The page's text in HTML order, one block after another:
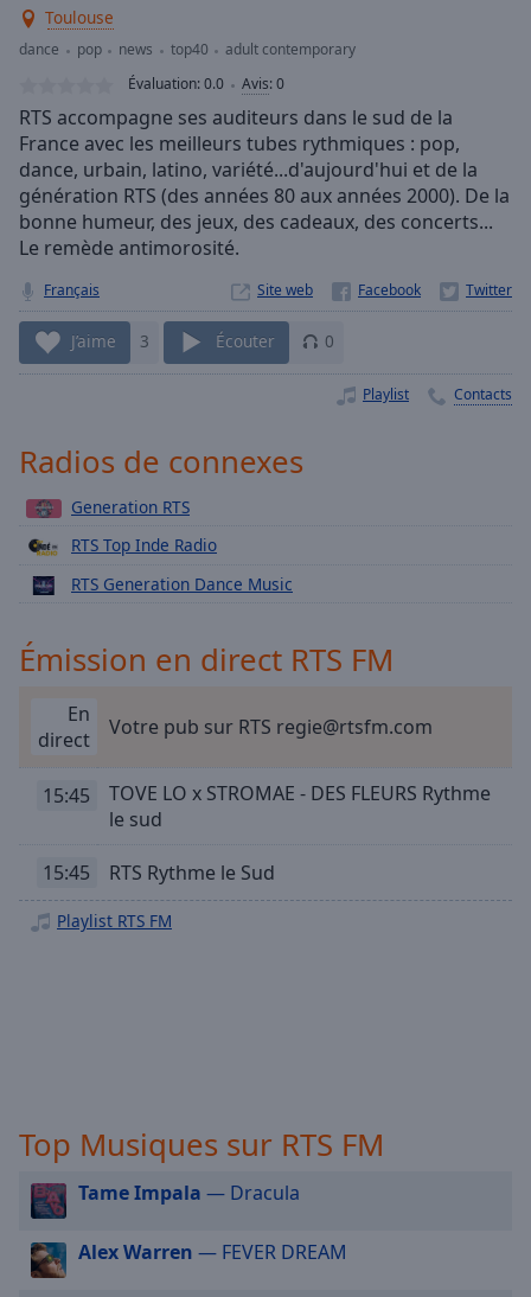
Loaded:
0.00%
TypeLIVE
Seek to
live,
currently
behind
liveLIVE
Remaining
Time-
Playback
Rate
Chapters
Descriptions
descriptions
off,
Subtitles
subtitles
settings,
subtitles
settings
subtitles
off ,
selected
modal
window.
Beginning
Toulouse
dance pop news top40
adult contemporary
Évaluation:0.0 Avis:0
RTS accompagne ses auditeurs dans le sud de la
France avec les meilleurs tubes rythmiques : pop,
dance, urbain, latino, variété...d'aujourd'hui et de la
génération RTS (des années 80 aux années 2000). De la
bonne humeur, des jeux, des cadeaux, des concerts...
Le remède antimorosité.
Français Site web
J’aime 3 Écouter 0
Playlist Contacts
Radios de connexes
Generation RTS
RTS Top Inde Radio
RTS Generation Dance Music
Émission en direct RTS FM
En
direct
Votre pub sur RTS regie@rtsfm.com
15:45
TOVE LO x STROMAE - DES FLEURS Rythme
le sud
15:45 RTS Rythme le Sud
Playlist RTS FM
Top Musiques sur RTS FM
Tame Impala — Dracula
Alex Warren — FEVER DREAM